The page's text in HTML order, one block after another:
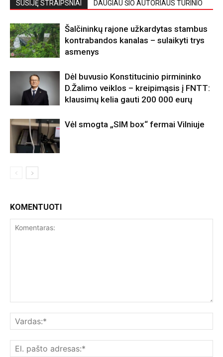
SUSIJĘ STRAIPSNIAI DAUGIAU ŠIO AUTORIAUS TURINIO
Šalčininkų rajone užkardytas stambus
kontrabandos kanalas – sulaikyti trys
asmenys
Dėl buvusio Konstitucinio pirmininko
D.Žalimo veiklos – kreipimąsis į FNTT:
klausimų kelia gauti 200 000 eurų
Vėl smogta „SIM box“ fermai Vilniuje
KOMENTUOTI